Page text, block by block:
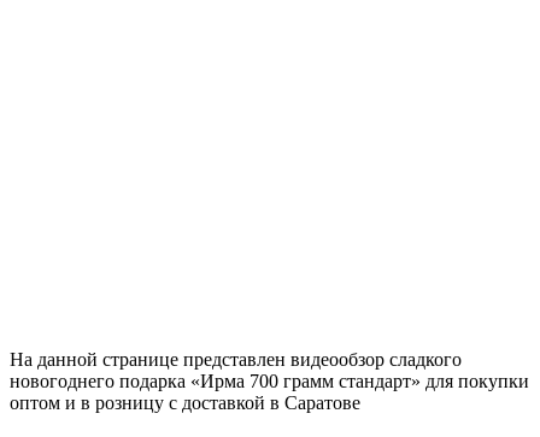
На данной странице представлен видеообзор сладкого
новогоднего подарка «Ирма 700 грамм стандарт» для покупки
оптом и в розницу с доставкой в Саратове